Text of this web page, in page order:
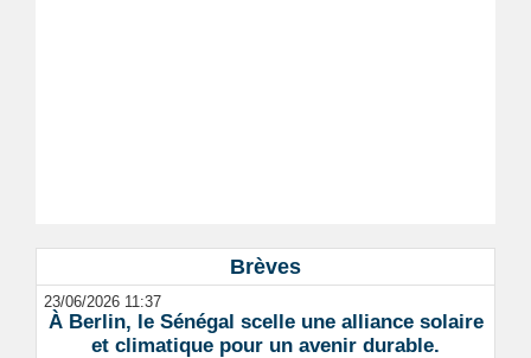
Brèves
23/06/2026 11:37
À Berlin, le Sénégal scelle une alliance solaire
et climatique pour un avenir durable.